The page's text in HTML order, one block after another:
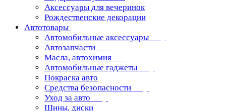
Аксессуары для вечеринок
Рождественские декорации
Автотовары
Автомобильные аксессуары
Автозапчасти
Масла, автохимия
Автомобильные гаджеты
Покраска авто
Средства безопасности
Уход за авто
Шины, диски